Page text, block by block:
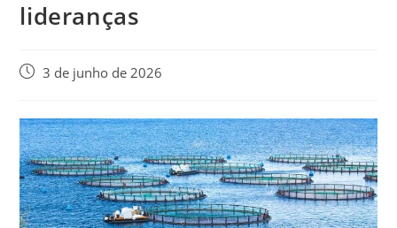
lideranças
3 de junho de 2026